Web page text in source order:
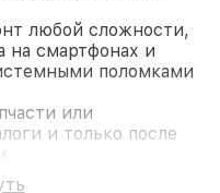
любой сложности,
на смартфонах и
поломками
или
и только после
комплектующие